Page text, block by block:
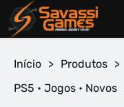
Início > Produtos >
PS5 • Jogos • Novos